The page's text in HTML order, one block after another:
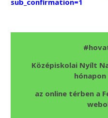
sub_confirmation=1
Középiskolai Nyílt
az online térben a